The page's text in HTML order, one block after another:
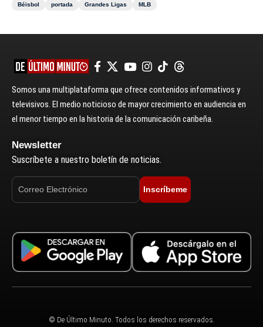
Béisbol
portada Grandes Ligas MLB
Somos una multiplataforma que ofrece contenidos informativos y
televisivos. El medio noticioso de mayor crecimiento en audiencia en
el menor tiempo en la historia de la comunicación caribeña.
Newsletter
Suscríbete a nuestro boletín de noticias.
Inscríbeme
© De Último Minuto. Todos los derechos reservados.